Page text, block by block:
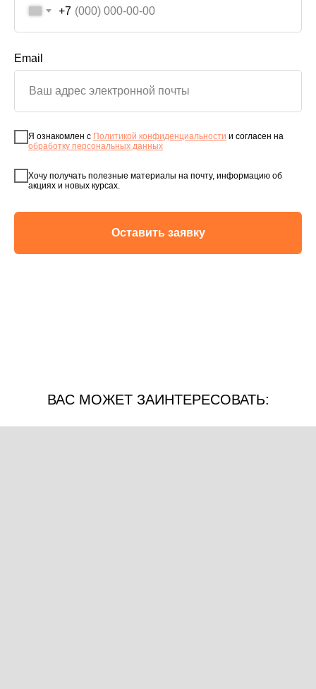
+7
Email
Я ознакомлен с Политикой конфиденциальности и согласен на
обработку персональных данных
Хочу получать полезные материалы на почту, информацию об
акциях и новых курсах.
Оставить заявку
ВАС МОЖЕТ ЗАИНТЕРЕСОВАТЬ: